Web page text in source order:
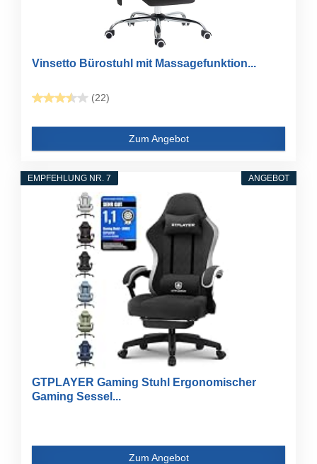
Vinsetto Bürostuhl mit Massagefunktion...
(22)
Zum Angebot
ANGEBOT
EMPFEHLUNG NR. 7
GTPLAYER Gaming Stuhl Ergonomischer
Gaming Sessel...
Zum Angebot